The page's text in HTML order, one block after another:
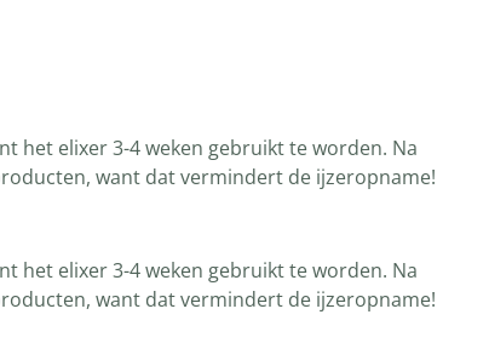
het elixer 3-4 weken gebruikt te worden. Na
want dat vermindert de ijzeropname!
het elixer 3-4 weken gebruikt te worden. Na
want dat vermindert de ijzeropname!